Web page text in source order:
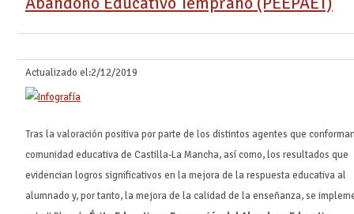
Actualizado el:2/12/2019
Tras la valoración positiva por parte de los distintos agentes que
comunidad educativa de Castilla-La Mancha, así como, los resultados que
evidencian logros significativos en la mejora de la respuesta educativa al
alumnado y, por tanto, la mejora de la calidad de la enseñanza, se